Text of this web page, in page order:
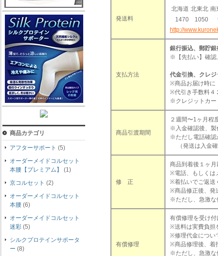
発送料
北海道 北東北 南
1470
1050
http://
支払方法
銀行振込、郵貯銀
※【先払い】確認
代金引換、クレ
※商品お届け時に
※代引き手数料４
※クレジットカー
商品引渡期間
２週間〜1ヶ月程
※入金確認後、製
※ただし電話確認
（発送は入金
修 正
商品到着後１ヶ
※電話、もしくは
※着払いでご返送
※商品修正後、発
※ただし、急激な
有償修理
有償修理を受け付
※送料は実費負担
※修理代金につい
※商品修理後、着
※ただし、急激な
商品カテゴリ
アフターサポート (5)
オーダーメイドコルセット
本腰【プレミアム】
(1)
京コルセット (2)
オーダーメイドコルセット
本腰 (6)
オーダーメイドコルセット
迷彩 (5)
シルクプロテインサポータ
ー (8)